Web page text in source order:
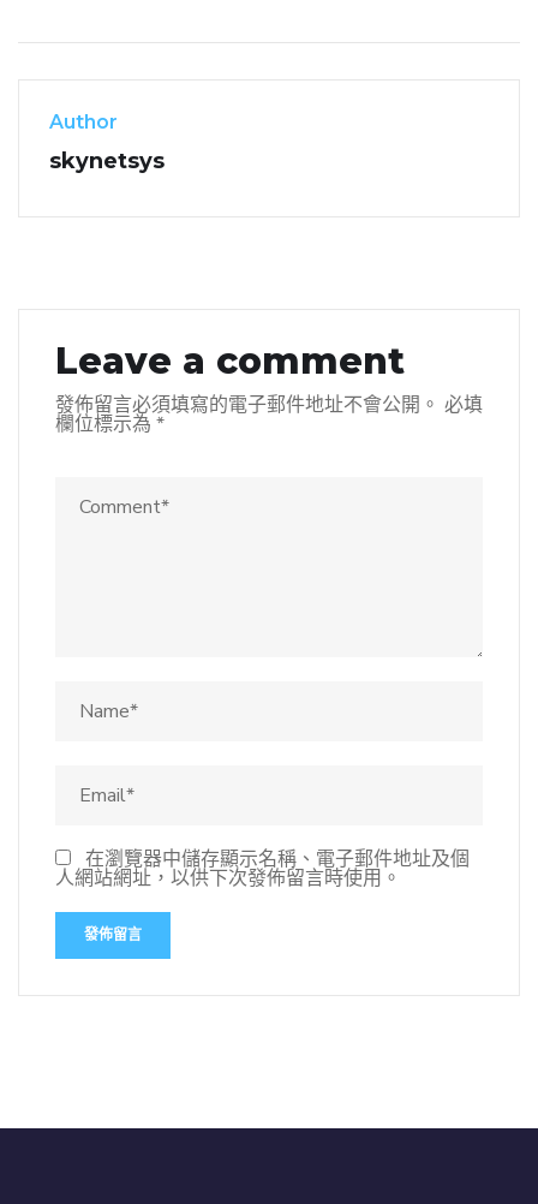
Author
skynetsys
Leave a comment
發佈留言必須填寫的電子郵件地址不會公開。 必填
欄位標示為 *
在瀏覽器中儲存顯示名稱、電子郵件地址及個
人網站網址，以供下次發佈留言時使用。